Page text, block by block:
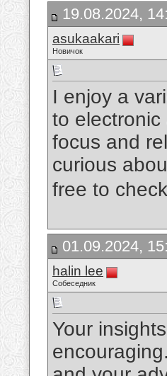
19.08.2024,
asukaakari
Новичок
I enjoy a
to
focus and
curious
free to
01.09.2024,
halin lee
Собеседник
Your